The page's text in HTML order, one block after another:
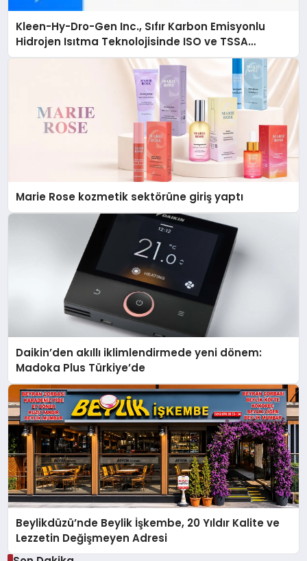
Kleen-Hy-Dro-Gen Inc., Sıfır Karbon Emisyonlu
Hidrojen Isıtma Teknolojisinde ISO ve TSSA
Düzenleyici Onaylarını Aldı
Marie Rose kozmetik sektörüne giriş yaptı
Daikin’den akıllı iklimlendirmede yeni dönem:
Madoka Plus Türkiye’de
Beylikdüzü’nde Beylik İşkembe, 20 Yıldır Kalite ve
Lezzetin Değişmeyen Adresi